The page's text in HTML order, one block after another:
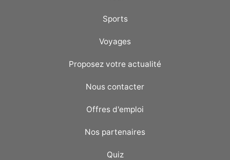
Sports
Voyages
Proposez votre actualité
Nous contacter
Offres d'emploi
Nos partenaires
Quiz